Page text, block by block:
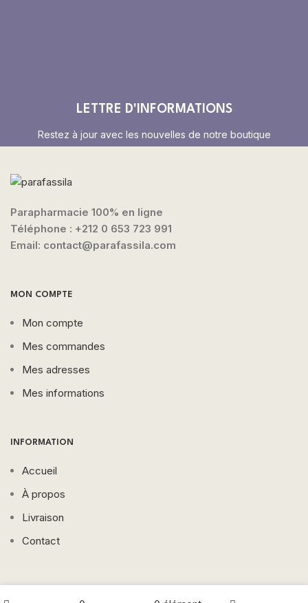
LETTRE D'INFORMATIONS
Restez à jour avec les nouvelles de notre boutique
Parapharmacie 100% en ligne
Téléphone : +212 0 653 723 991
Email: contact@parafassila.com
MON COMPTE
Mon compte
Mes commandes
Mes adresses
Mes informations
INFORMATION
Accueil
À propos
Livraison
Contact